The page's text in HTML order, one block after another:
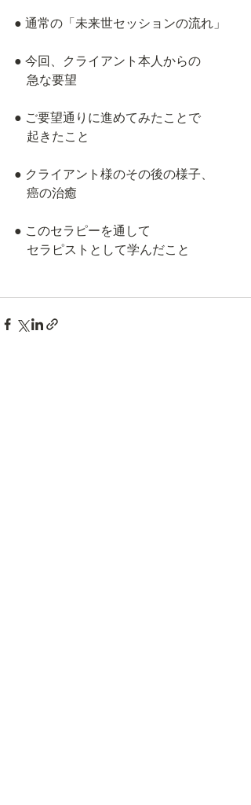
● 通常の「未来世セッションの流れ」
● 今回、クライアント本人からの
急な要望
● ご要望通りに進めてみたことで
起きたこと
● クライアント様のその後の様子、
癌の治癒
● このセラピーを通して
セラピストとして学んだこと